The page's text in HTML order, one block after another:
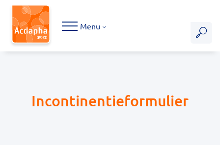
Hoofdmenu
Menu
Incontinentieformulier